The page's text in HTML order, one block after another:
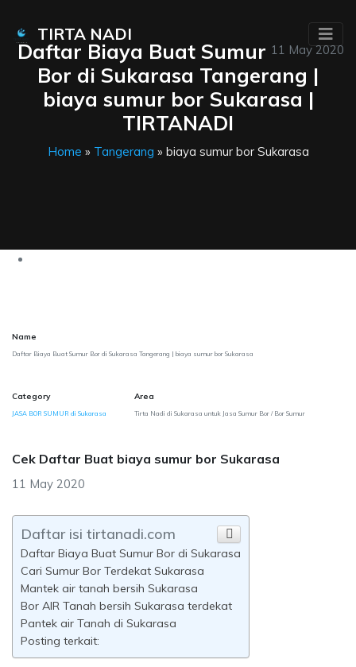
TIRTA NADI
11 May 2020
Daftar Biaya Buat Sumur
Bor di Sukarasa Tangerang |
biaya sumur bor Sukarasa |
TIRTANADI
Home » Tangerang » biaya sumur bor Sukarasa
Name
Daftar Biaya Buat Sumur Bor di Sukarasa Tangerang | biaya sumur bor Sukarasa
Category
JASA BOR SUMUR di Sukarasa
Area
Tirta Nadi di Sukarasa untuk Jasa Sumur Bor / Bor Sumur
Cek Daftar Buat biaya sumur bor Sukarasa
11 May 2020
Daftar isi tirtanadi.com
Daftar Biaya Buat Sumur Bor di Sukarasa
Cari Sumur Bor Terdekat Sukarasa
Mantek air tanah bersih Sukarasa
Bor AIR Tanah bersih Sukarasa terdekat
Pantek air Tanah di Sukarasa
Posting terkait: